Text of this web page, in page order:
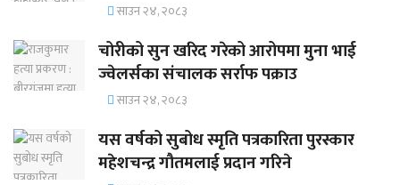
साउन २४, २०८३
चोरीको सुन खरिद गरेको आरोपमा मुना भाई
ज्वेलर्सका संचालक सर्राफ पक्राउ
साउन २४, २०८३
यस वर्षको सुबोध स्मृति पत्रकारिता पुरस्कार
महेशचन्द्र गौतमलाई प्रदान गरिने